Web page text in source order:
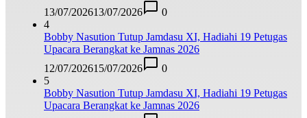
13/07/202613/07/2026
0
4
Bobby Nasution Tutup Jamdasu XI, Hadiahi 19 Petugas
Upacara Berangkat ke Jamnas 2026
12/07/202615/07/2026
0
5
Bobby Nasution Tutup Jamdasu XI, Hadiahi 19 Petugas
Upacara Berangkat ke Jamnas 2026